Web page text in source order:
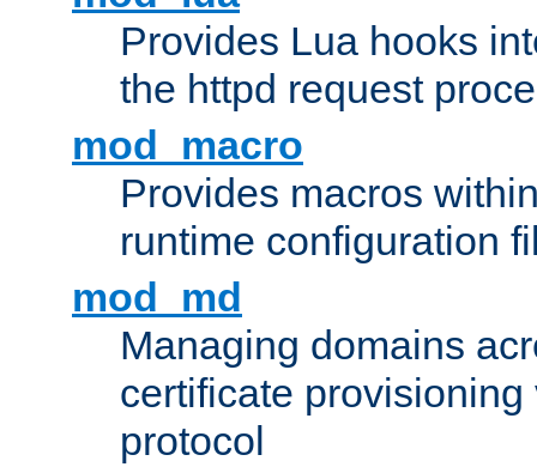
Provides Lua hooks
the httpd request
mod_macro
Provides macros
runtime configuration
mod_md
Managing domains
certificate provisioning
protocol